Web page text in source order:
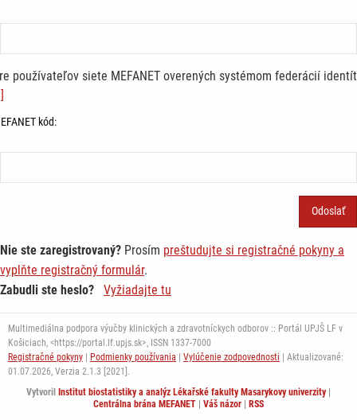
používateľov siete MEFANET overených systémom federácií identít
kód:
Nie ste zaregistrovaný? Prosím preštudujte si registračné pokyny a
vyplňte registračný formulár.
Zabudli ste heslo?
Vyžiadajte tu
Multimediálna podpora výučby klinických a zdravotníckych odborov :: Portál UPJŠ LF v
Košiciach, <https://portal.lf.upjs.sk>, ISSN 1337-7000
Registračné pokyny
Podmienky používania Vylúčenie zodpovednosti | Aktualizované:
01.07.2026, Verzia 2.1.3 [2021].
Vytvoril
Institut biostatistiky a analýz Lékařské fakulty Masarykovy univerzity|
Centrálna brána MEFANET
Váš názor RSS